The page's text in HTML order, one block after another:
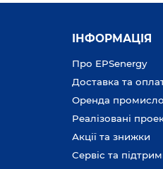
ІНФОРМАЦІЯ
Про EPSenergy
Доставка та
Оренда
Реалізовані
Акції та знижки
Сервіс та